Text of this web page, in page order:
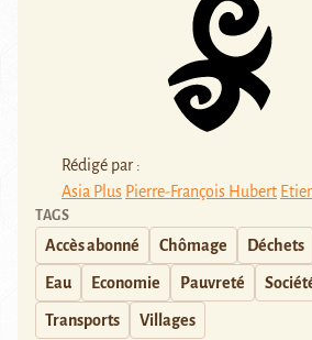
Rédigé par :
Asia Plus Pierre-François Hubert
TAGS
Accès abonné Chômage Déchets
Eau Economie Pauvreté
Transports Villages